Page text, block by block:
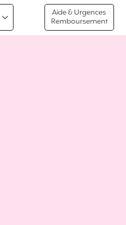
Aide & Urgences
Remboursement